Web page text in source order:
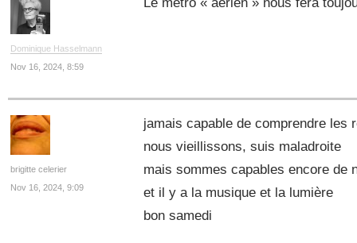
Dominique Hasselmann
Nov 16, 2024, 8:59
brigitte celerier
Nov 16, 2024, 9:09
jamais capable de comprendre
nous vieillissons, suis maladroite
mais sommes capables encore de
et il y a la musique et la lumière
bon samedi